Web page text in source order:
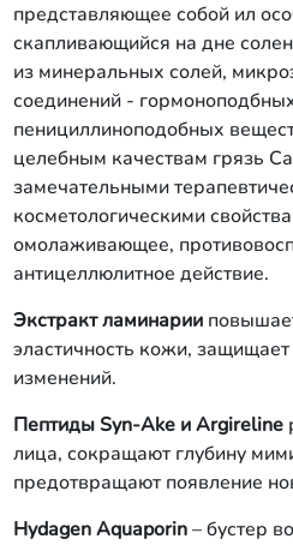
представляющее собой ил
скапливающийся на дне
из минеральных солей,
соединений -
пенициллиноподобных
целебным качествам грязь
замечательными
косметологическими
омолаживающее,
антицеллюлитное действие.
Экстракт ламинарии
эластичность кожи,
изменений.
Пептиды Syn-Ake и Argireline
лица, сокращают глубину
предотвращают появление
Hydagen Aquaporin– бустер